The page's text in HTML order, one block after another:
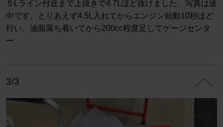
５Lライン付近まで上抜きで4.7Lほど抜けました、写真は途
中です。とりあえず4.5L入れてからエンジン始動10秒ほど
行い、油面落ち着いてから200cc程度足してゲージセンタ
ー
3/3